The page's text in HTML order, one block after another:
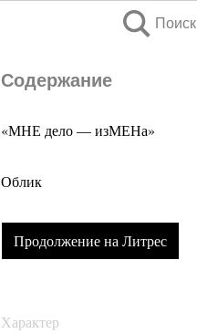
Поиск
Содержание
«МНЕ дело — изМЕНа»
Облик
Продолжение на Литрес
Характер